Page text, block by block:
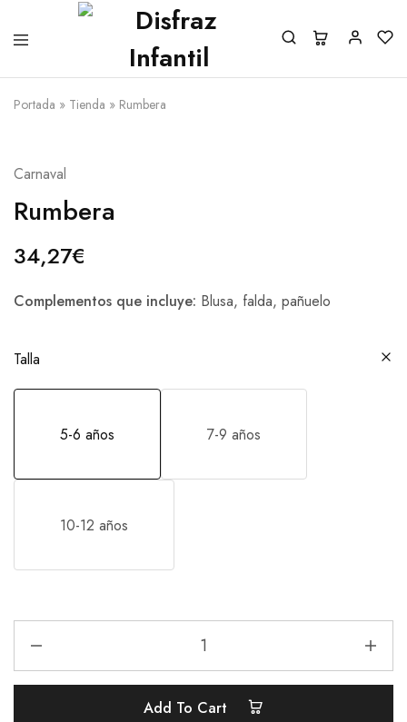
Portada » Tienda » Rumbera
Carnaval
Rumbera
34,27€
Complementos que incluye: Blusa, falda, pañuelo
Talla
5-6 años 7-9 años
10-12 años
Add To Cart